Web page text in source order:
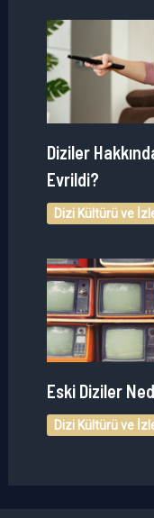
Diziler
Evrildi?
Dizi Kültürü ve
Eski Diziler
Dizi Kültürü ve